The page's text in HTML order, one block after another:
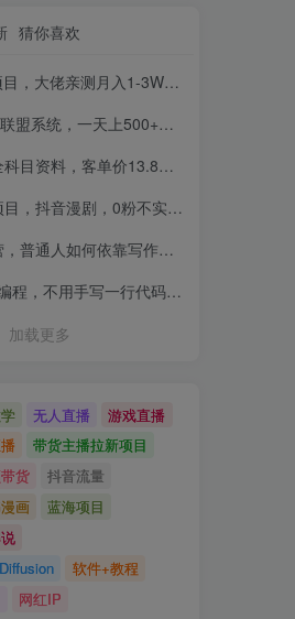
猜你喜欢
基础教你用AI批量产出优质短故事，实现一稿多吃多渠道变现
上500+广告，让你的投放更加高效简单！
，客单价13.8，279天卖了20w
0粉不实名每天一小时，月入1W+【揭秘】
过上理想生活，可开启你的写作复利之路（更新6月）
码，AI开发到上架全流程，普通人也能做出自己的软件
加载更多
无人直播
游戏直播
带货主播拉新项目
货
抖音流量
画
蓝海项目
软件+教程
网红IP